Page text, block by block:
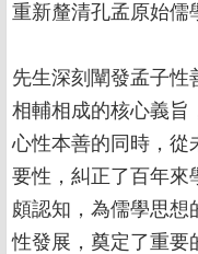
重新釐清孔孟原始儒
先生深刻闡發孟子性
相輔相成的核心義旨
心性本善的同時，從
要性，糾正了百年來
頗認知，為儒學思想
性發展，奠定了重要